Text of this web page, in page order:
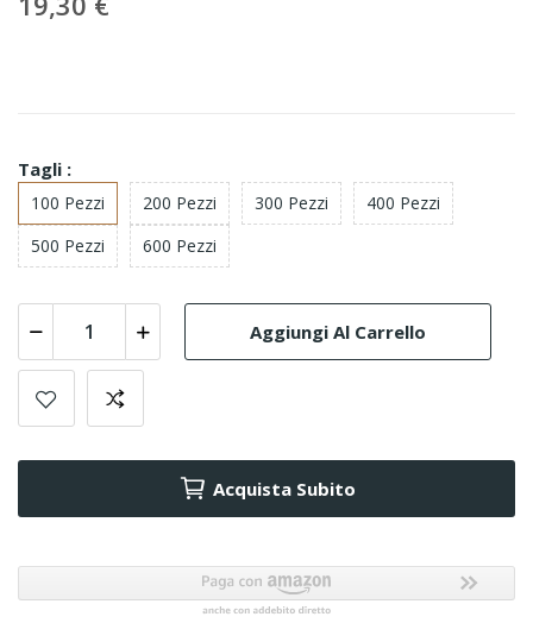
Tagli :
100 Pezzi 200 Pezzi 300 Pezzi
400 Pezzi
500 Pezzi
600 Pezzi
Aggiungi Al Carrello
Acquista Subito